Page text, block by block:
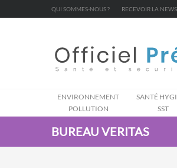
QUI SOMMES-NOUS ? RECEVOIR LA
ENVIRONNEMENT
POLLUTION
SANTÉ
SST
BUREAU VERITAS
Cookies management panel